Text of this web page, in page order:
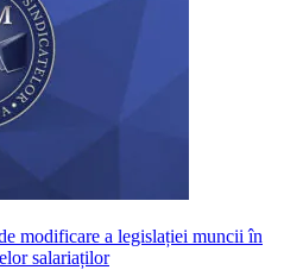
modificare a legislației muncii în
salariaților